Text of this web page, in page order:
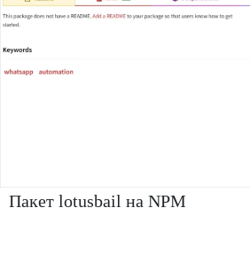
Пакет lotusbail на NPM